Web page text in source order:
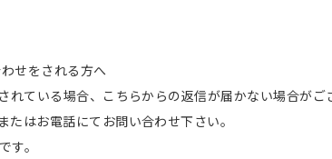
せをされる方へ
ている場合、こちらからの返信が届かない場合がご
はお電話にてお問い合わせ下さい。
す。